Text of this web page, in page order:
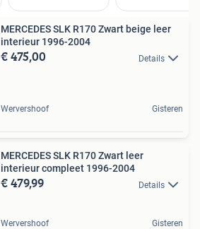
MERCEDES SLK R170 Zwart beige leer
interieur 1996-2004
€ 475,00 Details
Wervershoof Gisteren
MERCEDES SLK R170 Zwart leer
interieur compleet 1996-2004
€ 479,99 Details
Wervershoof Gisteren